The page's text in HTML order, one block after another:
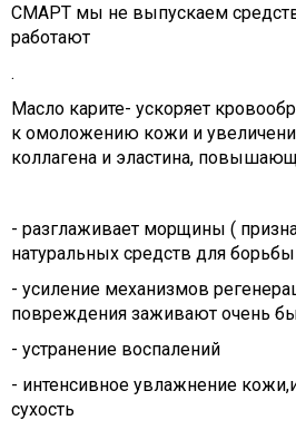
СМАРТ мы не выпускаем
работают
.
Масло карите- ускоряет
к омоложению кожи и
коллагена и эластина,
- разглаживает морщины (
натуральных средств для
- усиление механизмов
повреждения заживают очень
- устранение воспалений
- интенсивное увлажнение
сухость